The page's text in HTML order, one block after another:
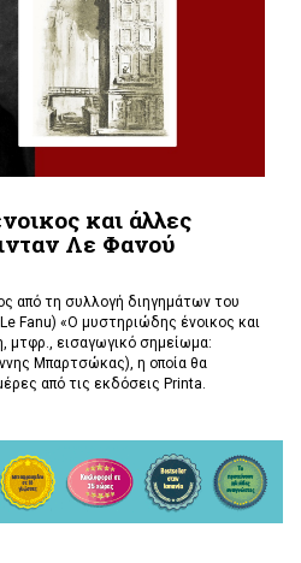
και άλλες
Λε Φανού
από τη συλλογή διηγημάτων του
Fanu) «Ο μυστηριώδης ένοικος και
μτφρ., εισαγωγικό σημείωμα:
Μπαρτσώκας), η οποία θα
από τις εκδόσεις Printa.